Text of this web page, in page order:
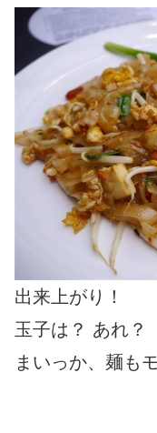
出来上がり！
玉子は？ あれ？
まいっか、麺も